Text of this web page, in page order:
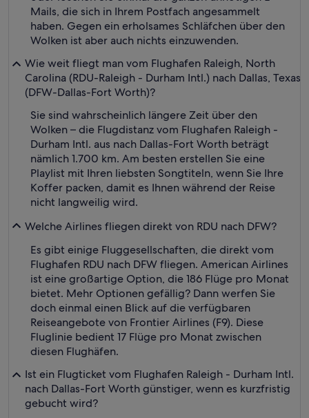
Mails, die sich in Ihrem Postfach angesammelt
haben. Gegen ein erholsames Schläfchen über den
Wolken ist aber auch nichts einzuwenden.
Wie weit fliegt man vom Flughafen Raleigh, North
Carolina (RDU-Raleigh - Durham Intl.) nach Dallas, Texas
(DFW-Dallas-Fort Worth)?
Sie sind wahrscheinlich längere Zeit über den
Wolken – die Flugdistanz vom Flughafen Raleigh -
Durham Intl. aus nach Dallas-Fort Worth beträgt
nämlich 1.700 km. Am besten erstellen Sie eine
Playlist mit Ihren liebsten Songtiteln, wenn Sie Ihre
Koffer packen, damit es Ihnen während der Reise
nicht langweilig wird.
Welche Airlines fliegen direkt von RDU nach DFW?
Es gibt einige Fluggesellschaften, die direkt vom
Flughafen RDU nach DFW fliegen. American Airlines
ist eine großartige Option, die 186 Flüge pro Monat
bietet. Mehr Optionen gefällig? Dann werfen Sie
doch einmal einen Blick auf die verfügbaren
Reiseangebote von Frontier Airlines (F9). Diese
Fluglinie bedient 17 Flüge pro Monat zwischen
diesen Flughäfen.
Ist ein Flugticket vom Flughafen Raleigh - Durham Intl.
nach Dallas-Fort Worth günstiger, wenn es kurzfristig
gebucht wird?